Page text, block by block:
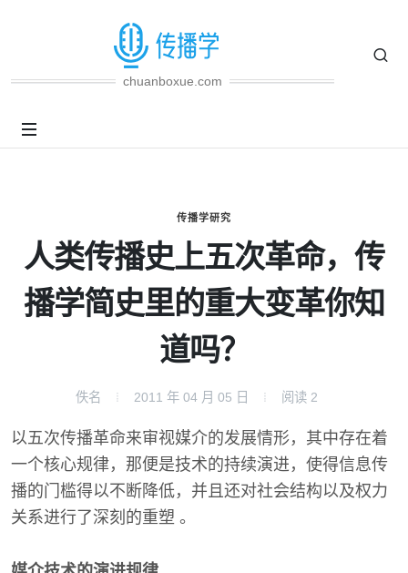
chuanboxue.com
传播学研究
人类传播史上五次革命，传
播学简史里的重大变革你知
道吗？
佚名 2011 年 04 月 05 日 阅读 2
以五次传播革命来审视媒介的发展情形，其中存在着
一个核心规律，那便是技术的持续演进，使得信息传
播的门槛得以不断降低，并且还对社会结构以及权力
关系进行了深刻的重塑 。